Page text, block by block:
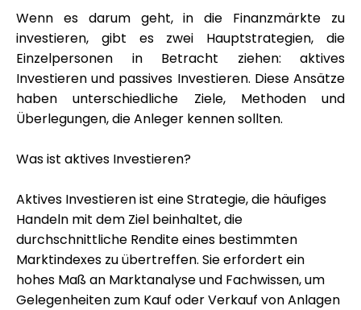
Kontaktieren Sie uns
Hilfe
Mein Konto
Wenn es darum geht, in die Finanzmärkte zu
investieren, gibt es zwei Hauptstrategien, die
Einzelpersonen in Betracht ziehen: aktives
Investieren und passives Investieren. Diese Ansätze
haben unterschiedliche Ziele, Methoden und
Überlegungen, die Anleger kennen sollten.
Was ist aktives Investieren?
Aktives Investieren ist eine Strategie, die häufiges
Handeln mit dem Ziel beinhaltet, die
durchschnittliche Rendite eines bestimmten
Marktindexes zu übertreffen. Sie erfordert ein
hohes Maß an Marktanalyse und Fachwissen, um
Gelegenheiten zum Kauf oder Verkauf von Anlagen